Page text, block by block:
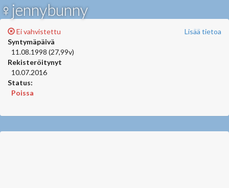
♀jennybunny
Lisää tietoa
Ei vahvistettu
Syntymäpäivä
11.08.1998 (27,99v)
Rekisteröitynyt
10.07.2016
Status:
Poissa